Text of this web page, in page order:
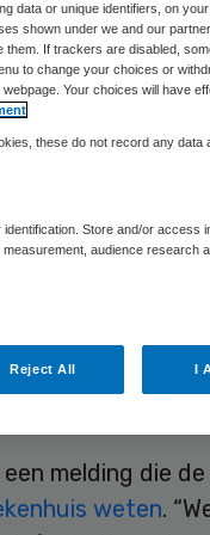
aangehouden
overlijden van
verpleegkundigein
melding die
weten.
data or unique identifiers, on your
shown under we and our
them. If trackers are disabled,
to change your choices or
Your choices will have
these do not record any data
Store and/or access
audience research
Reject All I